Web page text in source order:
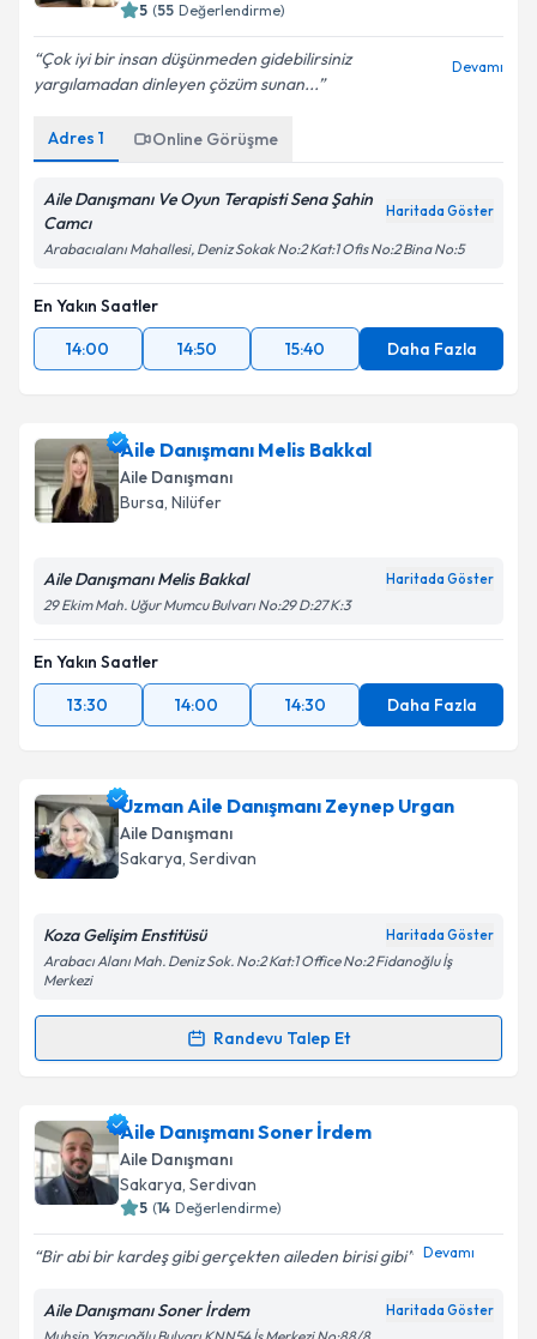
5 (55 Değerlendirme)
Çok iyi bir insan düşünmeden gidebilirsiniz
yargılamadan dinleyen çözüm sunan...
Devamı
Adres 1 Online Görüşme
Aile Danışmanı Ve Oyun Terapisti Sena Şahin
Camcı
Haritada Göster
Arabacıalanı Mahallesi, Deniz Sokak No:2 Kat:1 Ofis No:2 Bina No:5
En Yakın Saatler
14:00
14:50 15:40 Daha Fazla
Aile Danışmanı Melis Bakkal
Aile Danışmanı
Bursa, Nilüfer
Aile Danışmanı Melis Bakkal Haritada Göster
29 Ekim Mah. Uğur Mumcu Bulvarı No:29 D:27 K:3
En Yakın Saatler
13:30
14:00 14:30 Daha Fazla
Uzman Aile Danışmanı Zeynep Urgan
Aile Danışmanı
Sakarya, Serdivan
Koza Gelişim Enstitüsü Haritada Göster
Arabacı Alanı Mah. Deniz Sok. No:2 Kat:1 Office No:2 Fidanoğlu İş
Merkezi
Randevu Talep Et
Randevu Takvimi Talebi
Uzman Aile Danışmanı Zeynep Urgan
takvimi talebi oluşturun. Size bu uzmandan randevu
almanız için bir takvim hazırlandığında e-posta ile
bilgilendireceğiz.
E-posta Adresiniz
Aile Danışmanı Soner İrdem
Aile Danışmanı
Sakarya, Serdivan
5 (14 Değerlendirme)
Bir abi bir kardeş gibi gerçekten aileden birisi gibi Devamı
Aile Danışmanı Soner İrdem Haritada Göster